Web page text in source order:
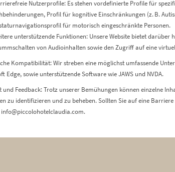
Nutzerprofile: Es stehen vordefinierte Profile für
Profil für kognitive Einschränkungen (z. B.
für motorisch eingeschränkte Personen.
unterstützende Funktionen: Unsere Website bietet
von Audioinhalten sowie den Zugriff auf eine
Kompatibilität: Wir streben eine möglichst umfassende
Edge, sowie unterstützende Software wie JAWS und NVDA.
und Feedback: Trotz unserer Bemühungen können einzelne
zu identifizieren und zu beheben. Sollten Sie auf eine
info@piccolohotelclaudia.com.